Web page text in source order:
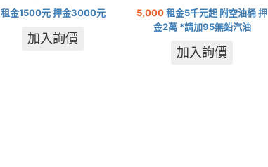
租金1500元 押金3000元
加入詢價
5,000租金5千元起 附空油桶 押
金2萬 *請加95無鉛汽油
加入詢價